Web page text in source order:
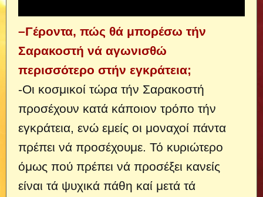
–Γέροντα, πώς θά μπορέσω τήν
Σαρακοστή νά αγωνισθώ
περισσότερο στήν εγκράτεια;
-Οι κοσμικοί τώρα τήν Σαρακοστή
προσέχουν κατά κάποιον τρόπο τήν
εγκράτεια, ενώ εμείς οι μοναχοί πάντα
πρέπει νά προσέχουμε. Τό κυριώτερο
όμως πού πρέπει νά προσέξει κανείς
είναι τά ψυχικά πάθη καί μετά τά